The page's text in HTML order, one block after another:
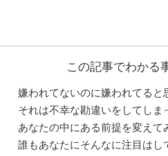
この記事でわかる
嫌われてないのに嫌われてると
それは不幸な勘違いをしてしま
あなたの中にある前提を変えて
誰もあなたにそんなに注目はし